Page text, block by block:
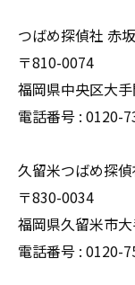
つばめ探偵社 赤
〒810-0074
福岡県中央区大
電話番号 : 0120-
久留米つばめ探
〒830-0034
福岡県久留米市
電話番号 : 0120-